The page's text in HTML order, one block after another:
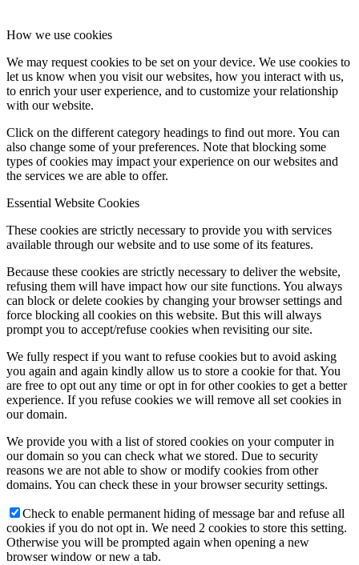
How we use cookies
We may request cookies to be set on your device. We use cookies to
let us know when you visit our websites, how you interact with us,
to enrich your user experience, and to customize your relationship
with our website.
Click on the different category headings to find out more. You can
also change some of your preferences. Note that blocking some
types of cookies may impact your experience on our websites and
the services we are able to offer.
Essential Website Cookies
These cookies are strictly necessary to provide you with services
available through our website and to use some of its features.
Because these cookies are strictly necessary to deliver the website,
refusing them will have impact how our site functions. You always
can block or delete cookies by changing your browser settings and
force blocking all cookies on this website. But this will always
prompt you to accept/refuse cookies when revisiting our site.
We fully respect if you want to refuse cookies but to avoid asking
you again and again kindly allow us to store a cookie for that. You
are free to opt out any time or opt in for other cookies to get a better
experience. If you refuse cookies we will remove all set cookies in
our domain.
We provide you with a list of stored cookies on your computer in
our domain so you can check what we stored. Due to security
reasons we are not able to show or modify cookies from other
domains. You can check these in your browser security settings.
Check to enable permanent hiding of message bar and refuse all
cookies if you do not opt in. We need 2 cookies to store this setting.
Otherwise you will be prompted again when opening a new
browser window or new a tab.